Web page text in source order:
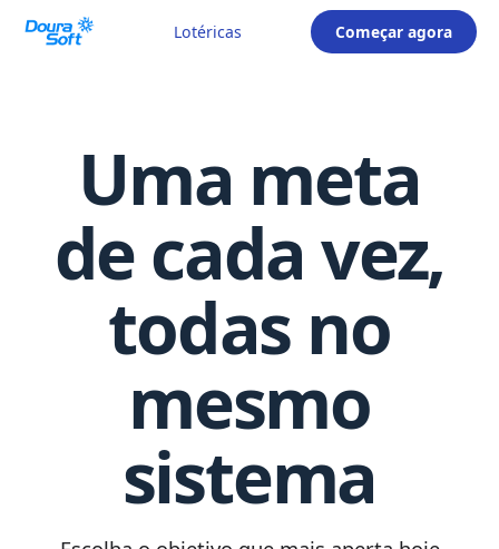
para
Lotéricas Começar agora
Uma meta
de cada vez,
todas no
mesmo
sistema